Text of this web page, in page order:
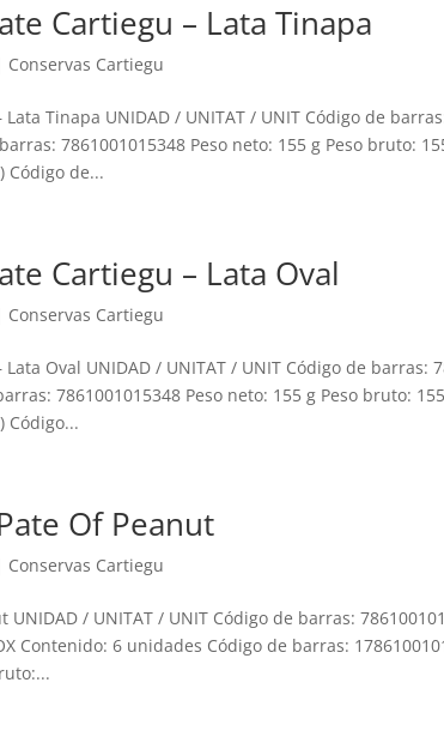
Cartiegu – Lata Tinapa
Conservas Cartiegu
Tinapa UNIDAD / UNITAT / UNIT Código de
7861001015348 Peso neto: 155 g Peso bruto:
Código de...
Cartiegu – Lata Oval
Conservas Cartiegu
Oval UNIDAD / UNITAT / UNIT Código de barras:
7861001015348 Peso neto: 155 g Peso bruto: 155
Código...
Of Peanut
Conservas Cartiegu
UNIDAD / UNITAT / UNIT Código de barras:
Contenido: 6 unidades Código de barras: